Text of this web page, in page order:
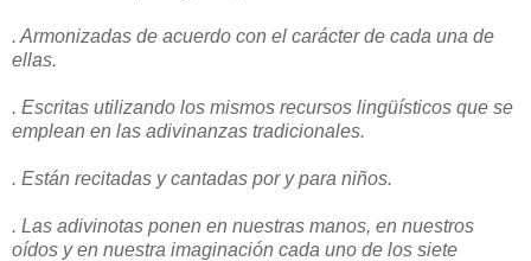
. Armonizadas de acuerdo con el carácter de cada una de
ellas.
. Escritas utilizando los mismos recursos lingüísticos que se
emplean en las adivinanzas tradicionales.
. Están recitadas y cantadas por y para niños.
. Las adivinotas ponen en nuestras manos, en nuestros
oídos y en nuestra imaginación cada uno de los siete